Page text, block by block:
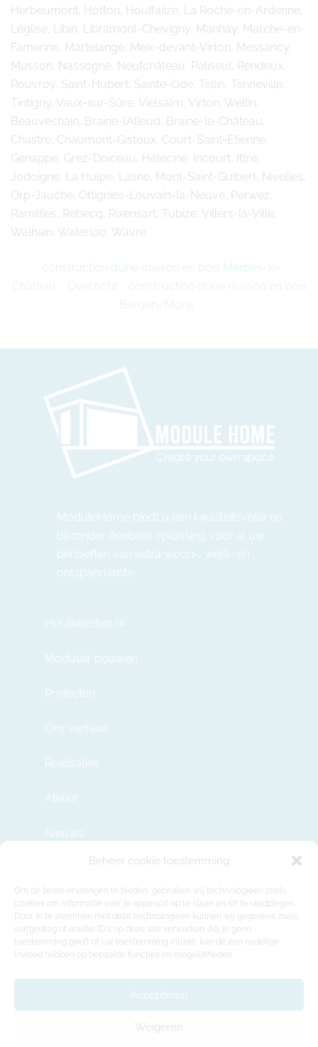
Beheer cookie toestemming
Om de beste ervaringen te bieden, gebruiken wij technologieën zoals
cookies om informatie over je apparaat op te slaan en/of te raadplegen.
Door in te stemmen met deze technologieën kunnen wij gegevens zoals
surfgedrag of unieke ID's op deze site verwerken. Als je geen
toestemming geeft of uw toestemming intrekt, kan dit een nadelige
invloed hebben op bepaalde functies en mogelijkheden.
Accepteren
Weigeren
Herbeumont, Hotton, Houffalize, La Roche-en-Ardenne,
Léglise, Libin, Libramont-Chevigny, Manhay, Marche-en-
Famenne, Martelange, Meix-devant-Virton, Messancy,
Musson, Nassogne, Neufchâteau, Paliseul, Rendeux,
Rouvroy, Saint-Hubert, Sainte-Ode, Tellin, Tenneville,
Tintigny, Vaux-sur-Sûre, Vielsalm, Virton, Wellin,
Beauvechain, Braine-l’Alleud, Braine-le-Château,
Chastre, Chaumont-Gistoux, Court-Saint-Étienne,
Genappe, Grez-Doiceau, Hélécine, Incourt, Ittre,
Jodoigne, La Hulpe, Lasne, Mont-Saint-Guibert, Nivelles,
Orp-Jauche, Ottignies-Louvain-la-Neuve, Perwez,
Ramillies, Rebecq, Rixensart, Tubize, Villers-la-Ville,
Walhain, Waterloo, Wavre.
construction d’une maison en bois Merbes-le-
Château
Overzicht
construction d’une maison en bois
Bergen/Mons
ModuleHome biedt u een kwaliteitsvolle en
bijzonder flexibele oplossing voor al uw
behoeften aan extra woon-, werk- en
ontspanruimte.
Houtkeletbouw
Modulair bouwen
Projecten
Ons verhaal
Realisaties
Atelier
Nieuws
info@modulehome.be
+32 2 669 36 50
Productie-atelier en showroom
Rue de la Déportation 218, 1480 Tubeke